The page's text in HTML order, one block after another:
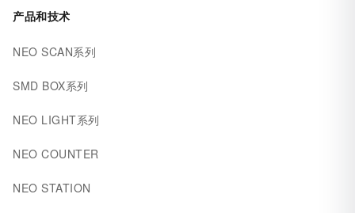
产品和技术
NEO SCAN系列
SMD BOX系列
NEO LIGHT系列
NEO COUNTER
NEO STATION